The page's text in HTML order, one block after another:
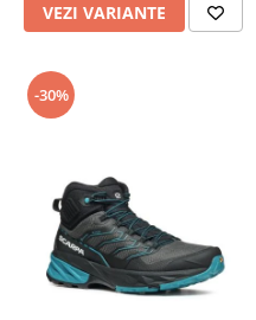
VEZI VARIANTE
-30%